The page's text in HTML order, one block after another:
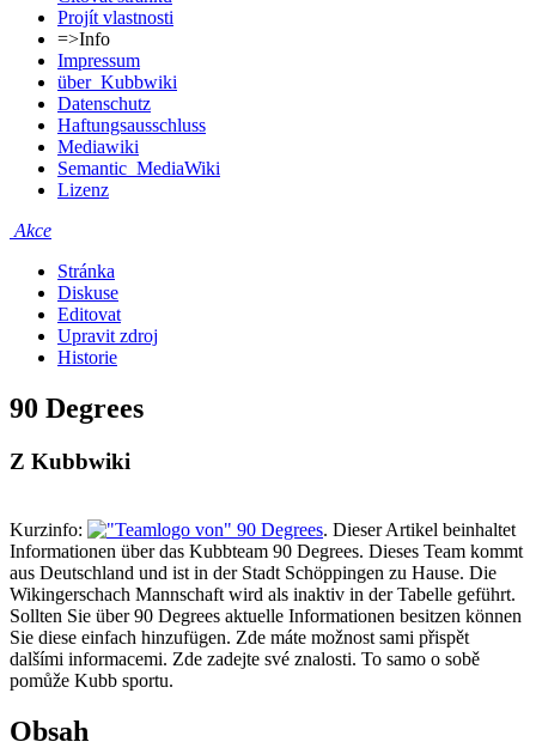
Projít vlastnosti
=>Info
Impressum
über_Kubbwiki
Datenschutz
Haftungsausschluss
Mediawiki
Semantic_MediaWiki
Lizenz
Akce
Stránka
Diskuse
Editovat
Upravit zdroj
Historie
90 Degrees
Z Kubbwiki
Kurzinfo:
. Dieser Artikel beinhaltet
Informationen über das Kubbteam 90 Degrees. Dieses Team kommt
aus Deutschland und ist in der Stadt Schöppingen zu Hause. Die
Wikingerschach Mannschaft wird als inaktiv in der Tabelle geführt.
Sollten Sie über 90 Degrees aktuelle Informationen besitzen können
Sie diese einfach hinzufügen. Zde máte možnost sami přispět
dalšími informacemi. Zde zadejte své znalosti. To samo o sobě
pomůže Kubb sportu.
Obsah